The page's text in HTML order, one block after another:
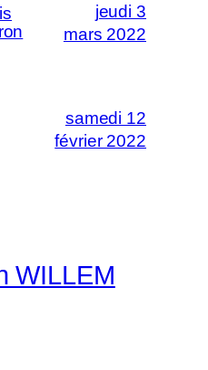
jeudi 3
mars 2022
samedi 12
février 2022
WILLEM